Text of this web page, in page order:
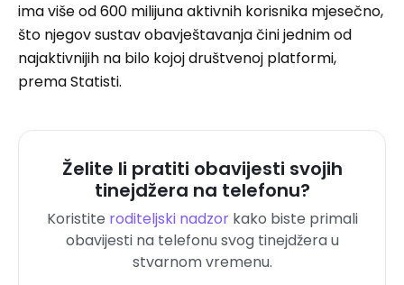
ima više od 600 milijuna aktivnih korisnika mjesečno,
što njegov sustav obavještavanja čini jednim od
najaktivnijih na bilo kojoj društvenoj platformi,
prema Statisti.
Želite li pratiti obavijesti svojih
tinejdžera na telefonu?
Koristite roditeljski nadzorkako biste primali
obavijesti na telefonu svog tinejdžera u
stvarnom vremenu.